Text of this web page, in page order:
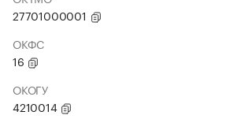
27701000001
ОКФС
16
ОКОГУ
4210014